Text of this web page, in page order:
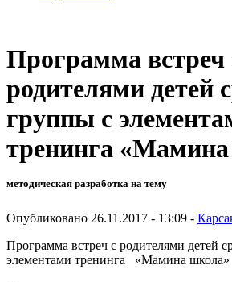
Программа встреч
родителями детей
группы с
тренинга
методическая разработка на тему
Опубликовано 26.11.2017 - 13:09 -
Программа встреч с родителями детей
элементами тренинга «Мамина школа»